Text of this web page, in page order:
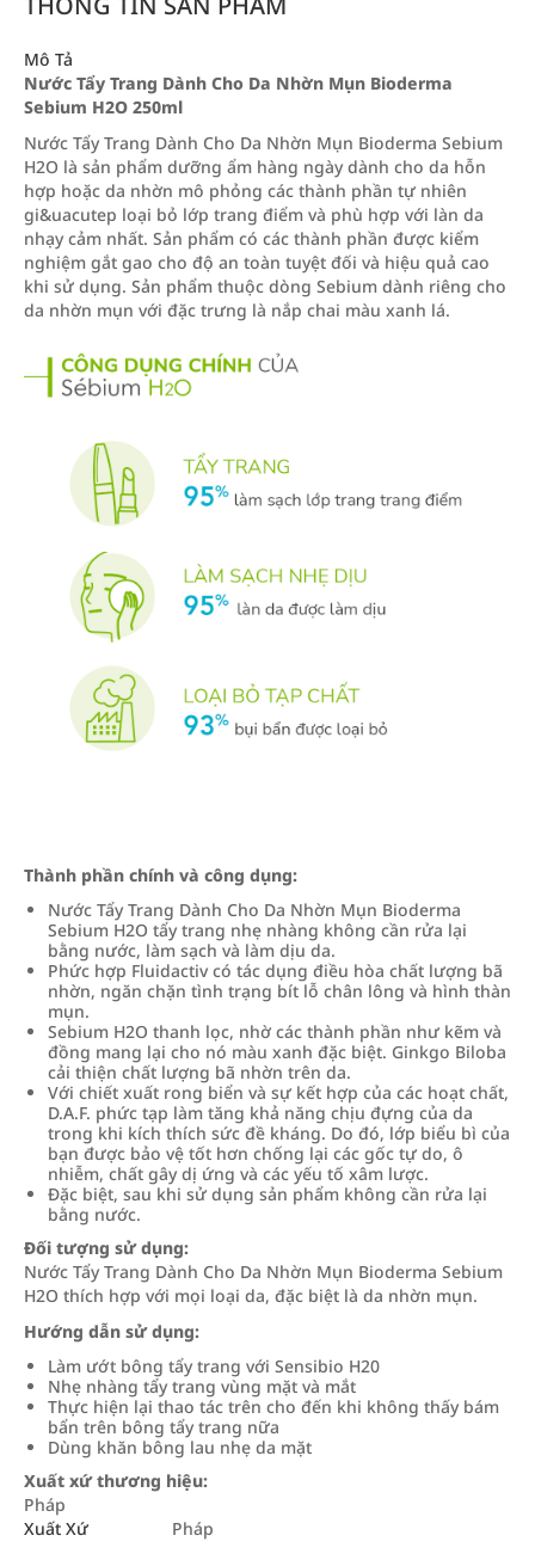
Mô Tả
Nước Tẩy Trang Dành Cho Da Nhờn Mụn Bioderma
Sebium H2O 250ml
Nước Tẩy Trang Dành Cho Da Nhờn Mụn Bioderma Sebium
H2O là sản phẩm dưỡng ẩm hàng ngày dành cho da hỗn
hợp hoặc da nhờn mô phỏng các thành phần tự nhiên
gi&uacutep loại bỏ lớp trang điểm và phù hợp với làn da
nhạy cảm nhất. Sản phẩm có các thành phần được kiểm
nghiệm gắt gao cho độ an toàn tuyệt đối và hiệu quả cao
khi sử dụng. Sản phẩm thuộc dòng Sebium dành riêng cho
da nhờn mụn với đặc trưng là nắp chai màu xanh lá.
Thành phần chính và công dụng:
Nước Tẩy Trang Dành Cho Da Nhờn Mụn Bioderma
Sebium H2O tẩy trang nhẹ nhàng không cần rửa lại
bằng nước, làm sạch và làm dịu da.
Phức hợp Fluidactiv có tác dụng điều hòa chất lượng bã
nhờn, ngăn chặn tình trạng bít lỗ chân lông và hình thàn
mụn.
Sebium H2O thanh lọc, nhờ các thành phần như kẽm và
đồng mang lại cho nó màu xanh đặc biệt. Ginkgo Biloba
cải thiện chất lượng bã nhờn trên da.
Với chiết xuất rong biển và sự kết hợp của các hoạt chất,
D.A.F. phức tạp làm tăng khả năng chịu đựng của da
trong khi kích thích sức đề kháng. Do đó, lớp biểu bì của
bạn được bảo vệ tốt hơn chống lại các gốc tự do, ô
nhiễm, chất gây dị ứng và các yếu tố xâm lược.
Đặc biệt, sau khi sử dụng sản phẩm không cần rửa lại
bằng nước.
Đối tượng sử dụng:
Nước Tẩy Trang Dành Cho Da Nhờn Mụn Bioderma Sebium
H2O thích hợp với mọi loại da, đặc biệt là da nhờn mụn.
Hướng dẫn sử dụng:
Làm ướt bông tẩy trang với Sensibio H20
Nhẹ nhàng tẩy trang vùng mặt và mắt
Thực hiện lại thao tác trên cho đến khi không thấy bám
bẩn trên bông tẩy trang nữa
Dùng khăn bông lau nhẹ da mặt
Xuất xứ thương hiệu:
Pháp
Xuất Xứ
Pháp